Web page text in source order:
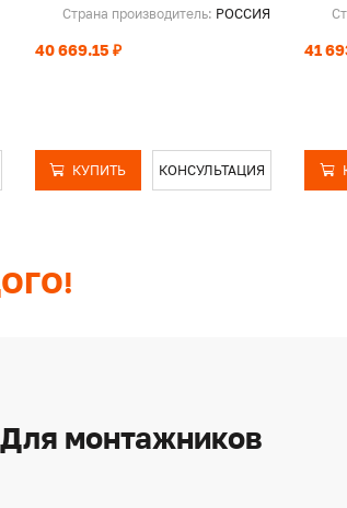
Страна производитель: РОССИЯ
40 669.15 ₽
КУПИТЬ КОНСУЛЬТАЦИЯ
41
Для монтажников